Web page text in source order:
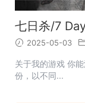
七日杀/7
2025-05-03
关于我的游戏 你
份，以不同...